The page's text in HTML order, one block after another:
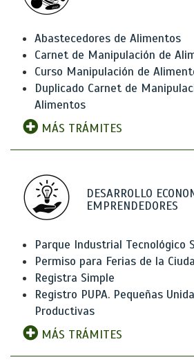
Abastecedores de Alimentos
Carnet de Manipulación de
Curso Manipulación de
Duplicado Carnet de
Alimentos
MÁS TRÁMITES
DESARROLLO
EMPRENDEDORES
Parque Industrial Tecnológico
Permiso para Ferias de la
Registra Simple
Registro PUPA. Pequeñas
Productivas
MÁS TRÁMITES